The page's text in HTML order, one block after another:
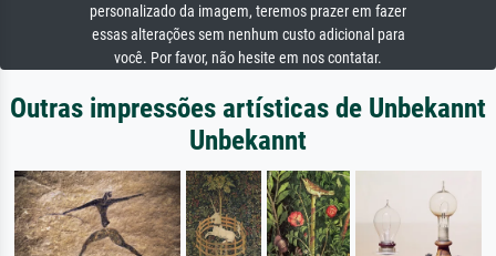
personalizado da imagem, teremos prazer em fazer
essas alterações sem nenhum custo adicional para
você. Por favor, não hesite em nos contatar.
Outras impressões artísticas de Unbekannt
Unbekannt